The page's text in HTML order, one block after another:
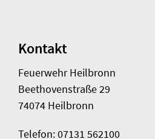
Kontakt
Feuerwehr Heilbronn
Beethovenstraße 29
74074 Heilbronn
Telefon: 07131 562100